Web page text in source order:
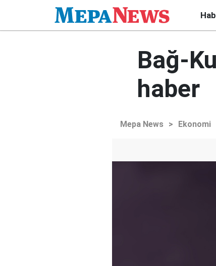
Bağ-
haber
Mepa News > Ekonomi